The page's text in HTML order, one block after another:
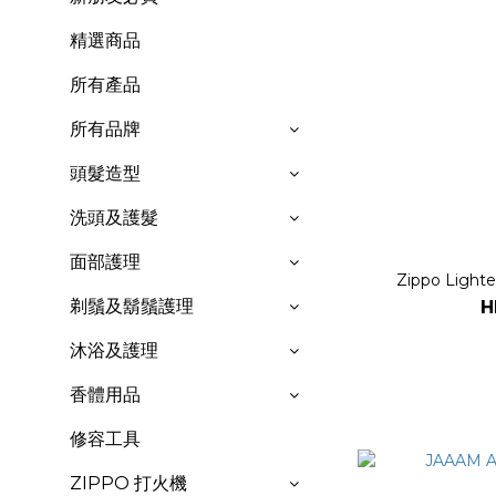
精選商品
所有產品
所有品牌
頭髮造型
洗頭及護髮
面部護理
剃鬚及鬍鬚護理
沐浴及護理
香體用品
修容工具
ZIPPO 打火機
Zippo